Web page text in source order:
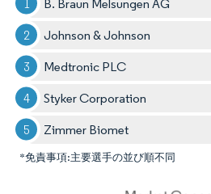
B. Braun Melsungen AG
Johnson & Johnson
Medtronic PLC
Styker Corporation
Zimmer Biomet
*免責事項:主要選手の並び順不同